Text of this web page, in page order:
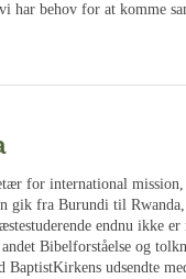
har behov for at komme
for international
gik fra Burundi til Rwanda,
endnu ikke
Bibelforståelse og
BaptistKirkens udsendte